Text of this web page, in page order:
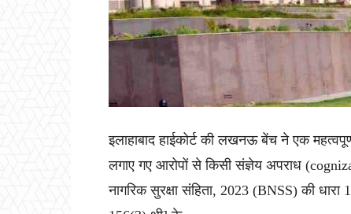
इलाहाबाद हाईकोर्ट की लखनऊ बेंच ने एक
लगाए गए आरोपों से किसी संज्ञेय अपराध
नागरिक सुरक्षा संहिता, 2023 (BNSS) की